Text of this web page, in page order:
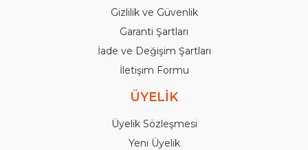
Gizlilik ve Güvenlik
Garanti Şartları
İade ve Değişim Şartları
İletişim Formu
ÜYELİK
Üyelik Sözleşmesi
Yeni Üyelik